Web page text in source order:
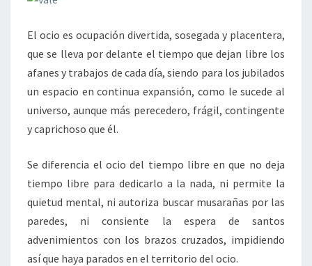
El ocio es ocupación divertida, sosegada y placentera,
que se lleva por delante el tiempo que dejan libre los
afanes y trabajos de cada día, siendo para los jubilados
un espacio en continua expansión, como le sucede al
universo, aunque más perecedero, frágil, contingente
y caprichoso que él.
Se diferencia el ocio del tiempo libre en que no deja
tiempo libre para dedicarlo a la nada, ni permite la
quietud mental, ni autoriza buscar musarañas por las
paredes, ni consiente la espera de santos
advenimientos con los brazos cruzados, impidiendo
así que haya parados en el territorio del ocio.